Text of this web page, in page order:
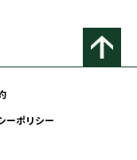
ーポリシー